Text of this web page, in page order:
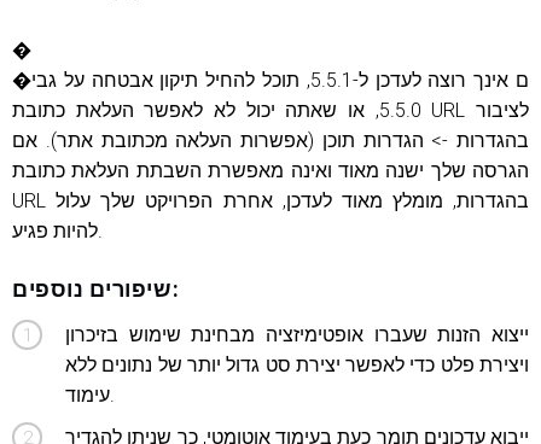
�
�ם אינך רוצה לעדכן ל-5.5.1, תוכל להחיל תיקון אבטחה על גבי
5.5.0, או שאתה יכול לא לאפשר העלאת כתובת URL לציבור
בהגדרות -> הגדרות תוכן (אפשרות העלאה מכתובת אתר). אם
הגרסה שלך ישנה מאוד ואינה מאפשרת השבתת העלאת כתובת
URL בהגדרות, מומלץ מאוד לעדכן, אחרת הפרויקט שלך עלול
להיות פגיע.
שיפורים נוספים:
ייצוא הזנות שעברו אופטימיזציה מבחינת שימוש בזיכרון
ויצירת פלט כדי לאפשר יצירת סט גדול יותר של נתונים ללא
עימוד.
ייבוא ​​עדכונים תומך כעת בעימוד אוטומטי, כך שניתן להגדיר